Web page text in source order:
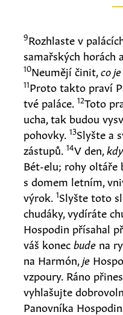
9Rozhlaste v
samařských horách
10Neumějí činit,co je
11Proto takto praví
tvé paláce.12Toto
ucha, tak budou
pohovky.13Slyšte a
zástupů.14V den, kdy
Bét-elu; rohy oltáře
s domem letním,
výrok.1Slyšte toto
chudáky, vydíráte
Hospodin přísahal
váš konecbude na
na Harmón, je
vzpoury. Ráno
vyhlašujte
Panovníka